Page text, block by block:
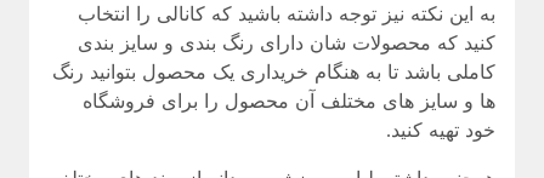
به این نکته نیز توجه داشته باشید که کانالی را انتخاب
کنید که محصولات شان دارای رنگ بندی و سایز بندی
کاملی باشد تا به هنگام خریداری یک محصول بتوانید رنگ
ها و سایز های مختلف آن محصول را برای فروشگاه
خود تهیه کنید.